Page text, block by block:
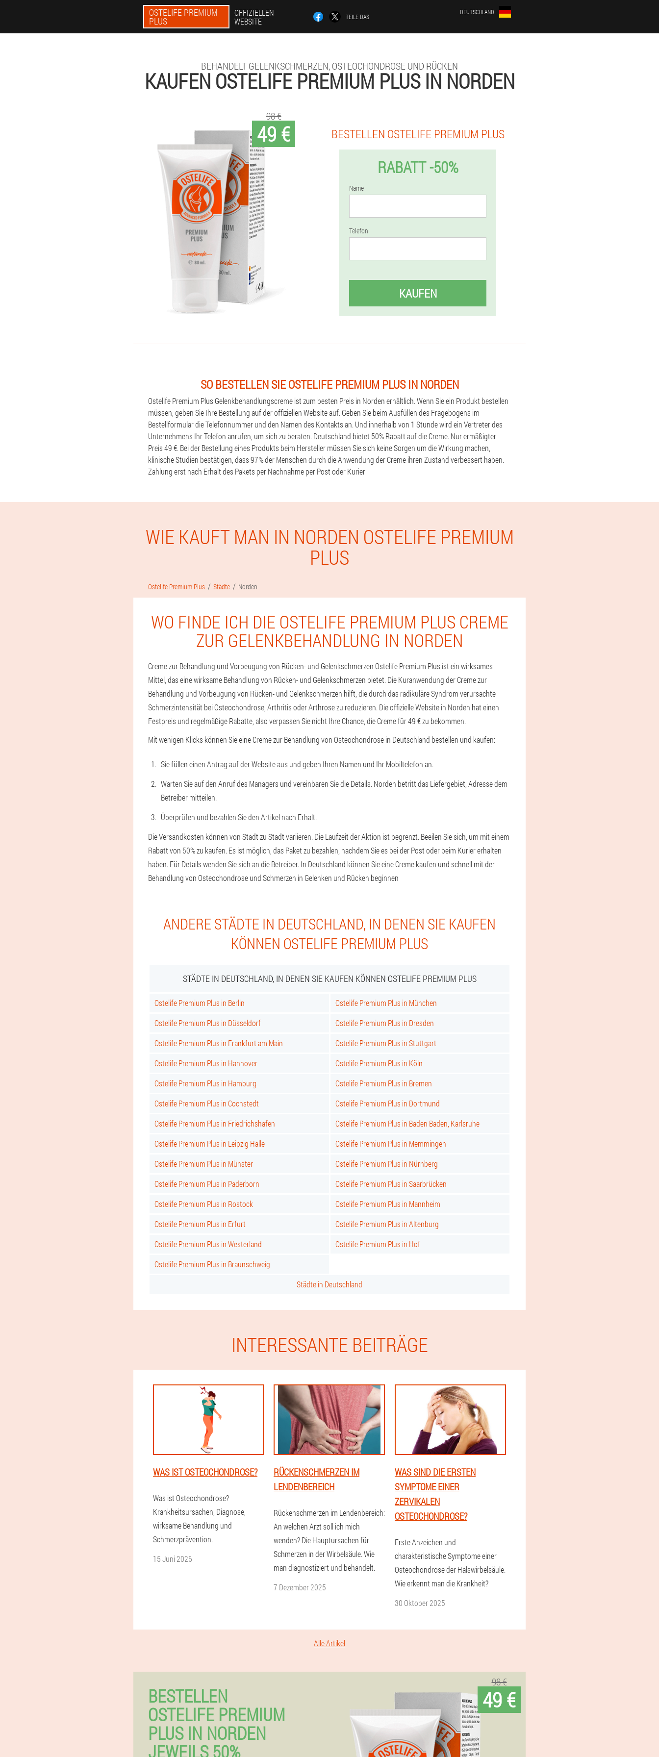
OSTELIFE PREMIUM
PLUS
OFFIZIELLEN
WEBSITE
TEILE DAS
DEUTSCHLAND
BEHANDELT GELENKSCHMERZEN, OSTEOCHONDROSE UND RÜCKEN
KAUFEN OSTELIFE PREMIUM PLUS IN NORDEN
49 €
98 €
BESTELLEN OSTELIFE PREMIUM PLUS
RABATT -50%
Name
Telefon
KAUFEN
SO BESTELLEN SIE OSTELIFE PREMIUM PLUS IN NORDEN
Ostelife Premium Plus Gelenkbehandlungscreme ist zum besten Preis in Norden erhältlich. Wenn Sie ein Produkt bestellen
müssen, geben Sie Ihre Bestellung auf der offiziellen Website auf. Geben Sie beim Ausfüllen des Fragebogens im
Bestellformular die Telefonnummer und den Namen des Kontakts an. Und innerhalb von 1 Stunde wird ein Vertreter des
Unternehmens Ihr Telefon anrufen, um sich zu beraten. Deutschland bietet 50% Rabatt auf die Creme. Nur ermäßigter
Preis 49 €. Bei der Bestellung eines Produkts beim Hersteller müssen Sie sich keine Sorgen um die Wirkung machen,
klinische Studien bestätigen, dass 97% der Menschen durch die Anwendung der Creme ihren Zustand verbessert haben.
Zahlung erst nach Erhalt des Pakets per Nachnahme per Post oder Kurier
WIE KAUFT MAN IN NORDEN OSTELIFE PREMIUM
PLUS
Ostelife Premium Plus Städte Norden
WO FINDE ICH DIE OSTELIFE PREMIUM PLUS CREME
ZUR GELENKBEHANDLUNG IN NORDEN
Creme zur Behandlung und Vorbeugung von Rücken- und Gelenkschmerzen Ostelife Premium Plus ist ein wirksames
Mittel, das eine wirksame Behandlung von Rücken- und Gelenkschmerzen bietet. Die Kuranwendung der Creme zur
Behandlung und Vorbeugung von Rücken- und Gelenkschmerzen hilft, die durch das radikuläre Syndrom verursachte
Schmerzintensität bei Osteochondrose, Arthritis oder Arthrose zu reduzieren. Die offizielle Website in Norden hat einen
Festpreis und regelmäßige Rabatte, also verpassen Sie nicht Ihre Chance, die Creme für 49 € zu bekommen.
Mit wenigen Klicks können Sie eine Creme zur Behandlung von Osteochondrose in Deutschland bestellen und kaufen:
Sie füllen einen Antrag auf der Website aus und geben Ihren Namen und Ihr Mobiltelefon an.
Warten Sie auf den Anruf des Managers und vereinbaren Sie die Details. Norden betritt das Liefergebiet, Adresse dem
Betreiber mitteilen.
Überprüfen und bezahlen Sie den Artikel nach Erhalt.
Die Versandkosten können von Stadt zu Stadt variieren. Die Laufzeit der Aktion ist begrenzt. Beeilen Sie sich, um mit einem
Rabatt von 50% zu kaufen. Es ist möglich, das Paket zu bezahlen, nachdem Sie es bei der Post oder beim Kurier erhalten
haben. Für Details wenden Sie sich an die Betreiber. In Deutschland können Sie eine Creme kaufen und schnell mit der
Behandlung von Osteochondrose und Schmerzen in Gelenken und Rücken beginnen
ANDERE STÄDTE IN DEUTSCHLAND, IN DENEN SIE KAUFEN
KÖNNEN OSTELIFE PREMIUM PLUS
STÄDTE IN DEUTSCHLAND, IN DENEN SIE KAUFEN KÖNNEN OSTELIFE PREMIUM PLUS
Ostelife Premium Plus in Berlin
Ostelife Premium Plus in München
Ostelife Premium Plus in Düsseldorf
Ostelife Premium Plus in Dresden
Ostelife Premium Plus in Frankfurt am Main
Ostelife Premium Plus in Stuttgart
Ostelife Premium Plus in Hannover
Ostelife Premium Plus in Köln
Ostelife Premium Plus in Hamburg
Ostelife Premium Plus in Bremen
Ostelife Premium Plus in Cochstedt
Ostelife Premium Plus in Dortmund
Ostelife Premium Plus in Friedrichshafen
Ostelife Premium Plus in Baden Baden, Karlsruhe
Ostelife Premium Plus in Leipzig Halle
Ostelife Premium Plus in Memmingen
Ostelife Premium Plus in Münster
Ostelife Premium Plus in Nürnberg
Ostelife Premium Plus in Paderborn
Ostelife Premium Plus in Saarbrücken
Ostelife Premium Plus in Rostock
Ostelife Premium Plus in Mannheim
Ostelife Premium Plus in Erfurt
Ostelife Premium Plus in Altenburg
Ostelife Premium Plus in Westerland
Ostelife Premium Plus in Hof
Ostelife Premium Plus in Braunschweig
Städte in Deutschland
INTERESSANTE BEITRÄGE
WAS IST OSTEOCHONDROSE?
Was ist Osteochondrose?
Krankheitsursachen, Diagnose,
wirksame Behandlung und
Schmerzprävention.
15 Juni 2026
RÜCKENSCHMERZEN IM
LENDENBEREICH
Rückenschmerzen im Lendenbereich:
An welchen Arzt soll ich mich
wenden? Die Hauptursachen für
Schmerzen in der Wirbelsäule. Wie
man diagnostiziert und behandelt.
7 Dezember 2025
WAS SIND DIE ERSTEN
SYMPTOME EINER
ZERVIKALEN
OSTEOCHONDROSE?
Erste Anzeichen und
charakteristische Symptome einer
Osteochondrose der Halswirbelsäule.
Wie erkennt man die Krankheit?
30 Oktober 2025
Alle Artikel
BESTELLEN
OSTELIFE PREMIUM
PLUS IN NORDEN
JEWEILS 50%
98 €
49 €